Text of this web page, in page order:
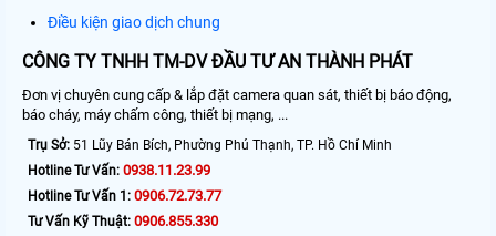
Điều kiện giao dịch chung
CÔNG TY TNHH TM-DV ĐẦU TƯ AN THÀNH PHÁT
Đơn vị chuyên cung cấp & lắp đặt camera quan sát, thiết bị báo động,
báo cháy, máy chấm công, thiết bị mạng, ...
Trụ Sở: 51 Lũy Bán Bích, Phường Phú Thạnh, TP. Hồ Chí Minh
Hotline Tư Vấn: 0938.11.23.99
Hotline Tư Vấn 1: 0906.72.73.77
Tư Vấn Kỹ Thuật: 0906.855.330